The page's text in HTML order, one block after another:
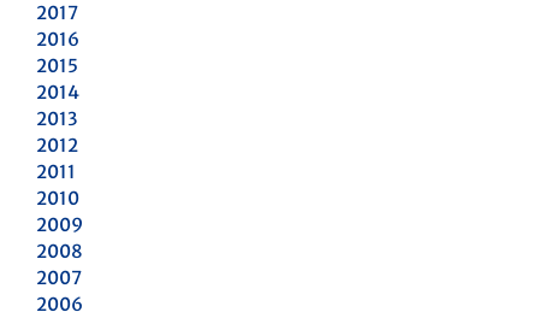
2017
2016
2015
2014
2013
2012
2011
2010
2009
2008
2007
2006